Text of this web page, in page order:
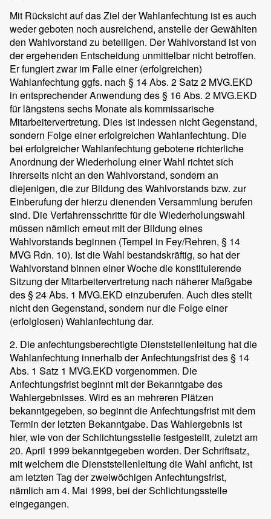
Mit Rücksicht auf das Ziel der Wahlanfechtung ist es auch
weder geboten noch ausreichend, anstelle der Gewählten
den Wahlvorstand zu beteiligen. Der Wahlvorstand ist von
der ergehenden Entscheidung unmittelbar nicht betroffen.
Er fungiert zwar im Falle einer (erfolgreichen)
Wahlanfechtung ggfs. nach § 14 Abs. 2 Satz 2 MVG.EKD
in entsprechender Anwendung des § 16 Abs. 2 MVG.EKD
für längstens sechs Monate als kommissarische
Mitarbeitervertretung. Dies ist indessen nicht Gegenstand,
sondern Folge einer erfolgreichen Wahlanfechtung. Die
bei erfolgreicher Wahlanfechtung gebotene richterliche
Anordnung der Wiederholung einer Wahl richtet sich
ihrerseits nicht an den Wahlvorstand, sondern an
diejenigen, die zur Bildung des Wahlvorstands bzw. zur
Einberufung der hierzu dienenden Versammlung berufen
sind. Die Verfahrensschritte für die Wiederholungswahl
müssen nämlich erneut mit der Bildung eines
Wahlvorstands beginnen (Tempel in Fey/Rehren, § 14
MVG Rdn. 10). Ist die Wahl bestandskräftig, so hat der
Wahlvorstand binnen einer Woche die konstituierende
Sitzung der Mitarbeitervertretung nach näherer Maßgabe
des § 24 Abs. 1 MVG.EKD einzuberufen. Auch dies stellt
nicht den Gegenstand, sondern nur die Folge einer
(erfolglosen) Wahlanfechtung dar.
2. Die anfechtungsberechtigte Dienststellenleitung hat die
Wahlanfechtung innerhalb der Anfechtungsfrist des § 14
Abs. 1 Satz 1 MVG.EKD vorgenommen. Die
Anfechtungsfrist beginnt mit der Bekanntgabe des
Wahlergebnisses. Wird es an mehreren Plätzen
bekanntgegeben, so beginnt die Anfechtungsfrist mit dem
Termin der letzten Bekanntgabe. Das Wahlergebnis ist
hier, wie von der Schlichtungsstelle festgestellt, zuletzt am
20. April 1999 bekanntgegeben worden. Der Schriftsatz,
mit welchem die Dienststellenleitung die Wahl anficht, ist
am letzten Tag der zweiwöchigen Anfechtungsfrist,
nämlich am 4. Mai 1999, bei der Schlichtungsstelle
eingegangen.